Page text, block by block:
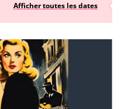
Afficher toutes les dates